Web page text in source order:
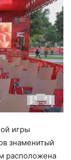
игры
знаменитый
расположена